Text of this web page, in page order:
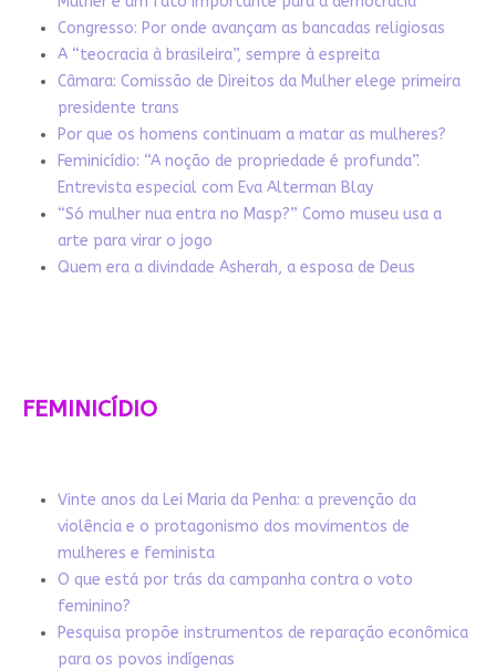
Congresso: Por onde avançam as bancadas religiosas
A “teocracia à brasileira”, sempre à espreita
Câmara: Comissão de Direitos da Mulher elege primeira
presidente trans
Por que os homens continuam a matar as mulheres?
Feminicídio: “A noção de propriedade é profunda”.
Entrevista especial com Eva Alterman Blay
“Só mulher nua entra no Masp?” Como museu usa a
arte para virar o jogo
Quem era a divindade Asherah, a esposa de Deus
FEMINICÍDIO
Vinte anos da Lei Maria da Penha: a prevenção da
violência e o protagonismo dos movimentos de
mulheres e feminista
O que está por trás da campanha contra o voto
feminino?
Pesquisa propõe instrumentos de reparação econômica
para os povos indígenas